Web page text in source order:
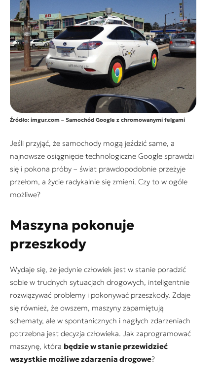
Źródło: imgur.com – Samochód Google z chromowanymi felgami
Jeśli przyjąć, że samochody mogą jeździć same, a
najnowsze osiągnięcie technologiczne Google sprawdzi
się i pokona próby – świat prawdopodobnie przeżyje
przełom, a życie radykalnie się zmieni. Czy to w ogóle
możliwe?
Maszyna pokonuje
przeszkody
Wydaje się, że jedynie człowiek jest w stanie poradzić
sobie w trudnych sytuacjach drogowych, inteligentnie
rozwiązywać problemy i pokonywać przeszkody. Zdaje
się również, że owszem, maszyny zapamiętują
schematy, ale w spontanicznych i nagłych zdarzeniach
potrzebna jest decyzja człowieka. Jak zaprogramować
maszynę, która będzie w stanie przewidzieć
wszystkie możliwe zdarzenia drogowe?